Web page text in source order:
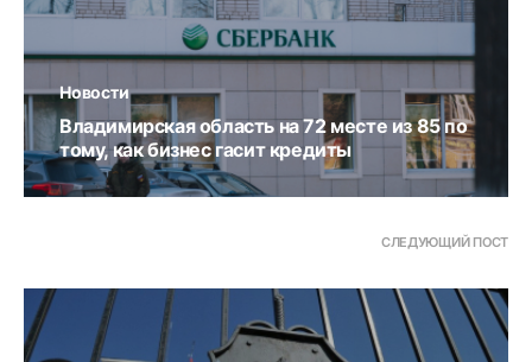
Новости
Владимирская область на 72 месте из 85 по
тому, как бизнес гасит кредиты
СЛЕДУЮЩИЙ ПОСТ